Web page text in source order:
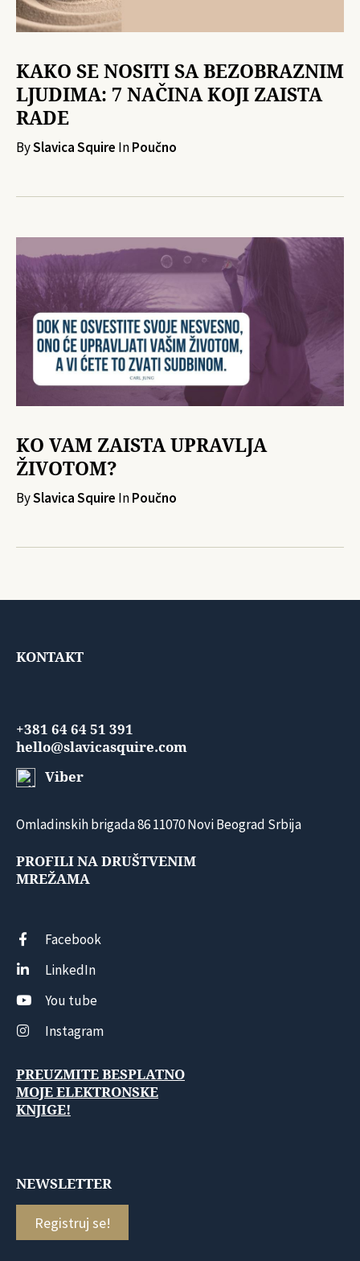
KAKO SE NOSITI SA BEZOBRAZNIM
LJUDIMA: 7 NAČINA KOJI ZAISTA
RADE
BySlavica Squire InPoučno
KO VAM ZAISTA UPRAVLJA
ŽIVOTOM?
BySlavica Squire InPoučno
KONTAKT
+381 64 64 51 391
hello@slavicasquire.com
Viber
Omladinskih brigada 86 11070 Novi Beograd Srbija
PROFILI NA DRUŠTVENIM
MREŽAMA
Facebook
LinkedIn
You tube
Instagram
PREUZMITE BESPLATNO
MOJE ELEKTRONSKE
KNJIGE!
NEWSLETTER
Registruj se!